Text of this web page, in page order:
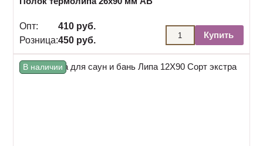
Опт:
410 руб.
Розница:450 руб.
Купить
В наличии